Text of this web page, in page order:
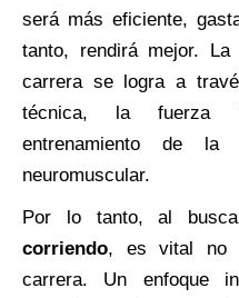
será más eficiente,
tanto, rendirá mejor.
carrera se logra a
técnica, la fuerza
entrenamiento de
neuromuscular.
Por lo tanto, al
corriendo, es vital no
carrera. Un enfoque